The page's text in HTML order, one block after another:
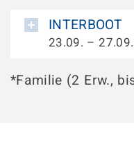
INTERBOOT
23.09. –
*Familie (2 Erw.,